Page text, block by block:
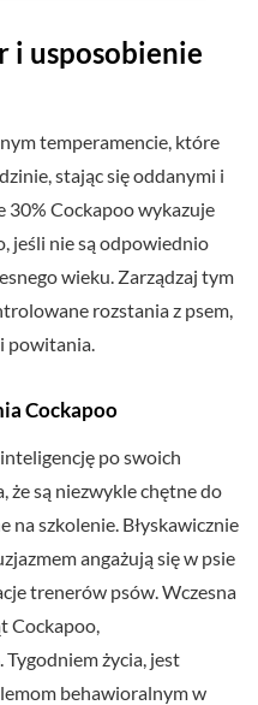
i usposobienie
temperamencie, które
stając się oddanymi i
30% Cockapoo wykazuje
jeśli nie są odpowiednio
wieku. Zarządzaj tym
rozstania z psem,
powitania.
Cockapoo
po swoich
że są niezwykle chętne do
szkolenie. Błyskawicznie
angażują się w psie
trenerów psów. Wczesna
Cockapoo,
życia, jest
behawioralnym w